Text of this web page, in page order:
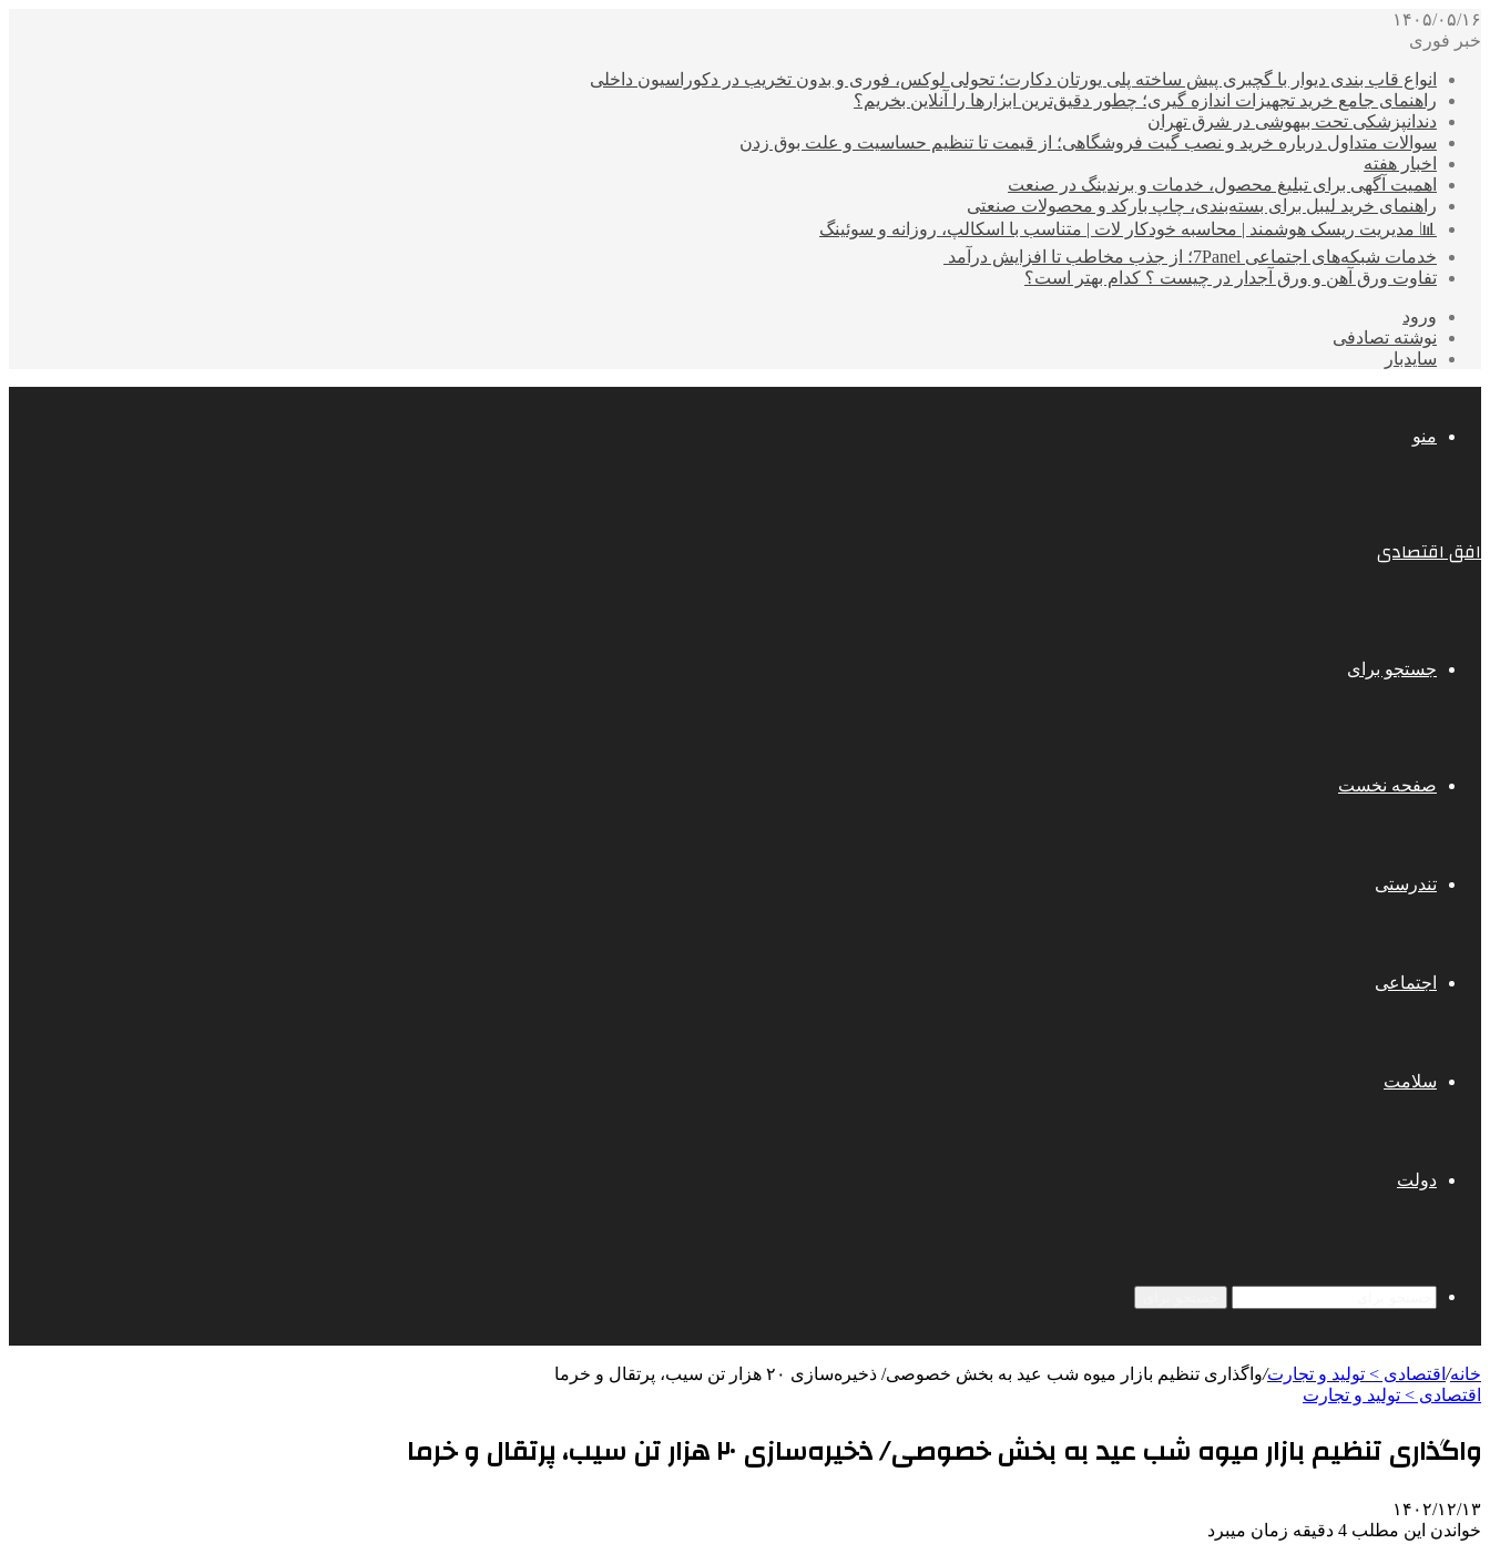
۱۴۰۵/۰۵/۱۶
خبر فوری
انواع قاب بندی دیوار با گچبری پیش ساخته پلی یورتان دکارت؛ تحولی لوکس، فوری و بدون تخریب در دکوراسیون داخلی
راهنمای جامع خرید تجهیزات اندازه گیری؛ چطور دقیق‌ترین ابزارها را آنلاین بخریم؟
دندانپزشکی تحت بیهوشی در شرق تهران
سوالات متداول درباره خرید و نصب گیت فروشگاهی؛ از قیمت تا تنظیم حساسیت و علت بوق زدن
اخبار هفته
اهمیت آگهی برای تبلیغ محصول، خدمات و برندینگ در صنعت
راهنمای خرید لیبل برای بسته‌بندی، چاپ بارکد و محصولات صنعتی
📊 مدیریت ریسک هوشمند | محاسبه خودکار لات | متناسب با اسکالپ، روزانه و سوئینگ
خدمات شبکه‌های اجتماعی 7Panel؛ از جذب مخاطب تا افزایش درآمد
تفاوت ورق آهن و ورق آجدار در چیست ؟ کدام بهتر است؟
ورود
نوشته تصادفی
سایدبار
منو
افق اقتصادی
جستجو برای
صفحه نخست
تندرستی
اجتماعی
سلامت
دولت
خانه/ اقتصادی > تولید و تجارت/واگذاری تنظیم بازار میوه شب عید به بخش خصوصی/ ذخیره‌سازی ۲۰ هزار تن سیب، پرتقال و خرما
اقتصادی > تولید و تجارت
واگذاری تنظیم بازار میوه شب عید به بخش خصوصی/ ذخیره‌سازی ۲۰ هزار تن سیب، پرتقال و خرما
۱۴۰۲/۱۲/۱۳
خواندن این مطلب 4 دقیقه زمان میبرد